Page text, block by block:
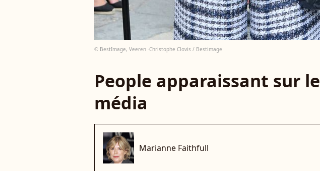
© BestImage, Veeren -Christophe Clovis / Bestimage
People apparaissant sur le
média
Marianne Faithfull